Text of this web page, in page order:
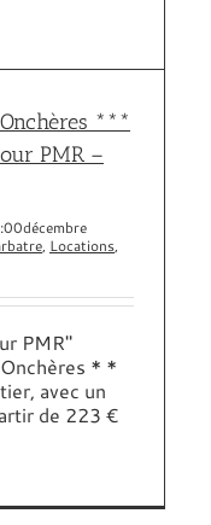
***
PMR –
décembre
, Locations,
PMR"
* *
avec un
de 223 €